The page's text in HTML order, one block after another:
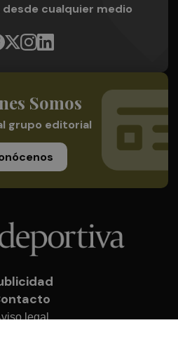
desde cualquier medio
Somos
grupo editorial
legal